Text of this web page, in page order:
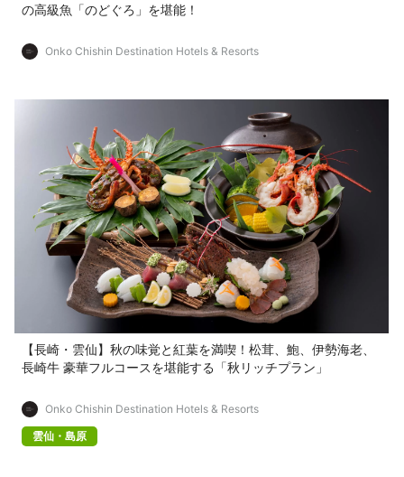
の高級魚「のどぐろ」を堪能！
Onko Chishin Destination Hotels & Resorts
【長崎・雲仙】秋の味覚と紅葉を満喫！松茸、鮑、伊勢海老、
長崎牛 豪華フルコースを堪能する「秋リッチプラン」
Onko Chishin Destination Hotels & Resorts
雲仙・島原